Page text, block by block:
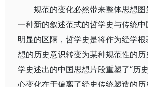
规范的变化必然带来整体思想
一种新的叙述范式的哲学史与传统
明显的区隔，哲学史是将作为经学
想的历史意识转变为某种规范性的
学史述出的中国思想片段重塑了“历
心变化在于偏离了经史传统塑造的